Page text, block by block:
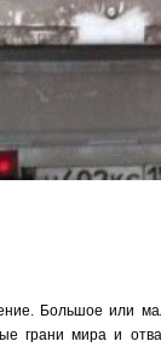
Большое или
грани мира и